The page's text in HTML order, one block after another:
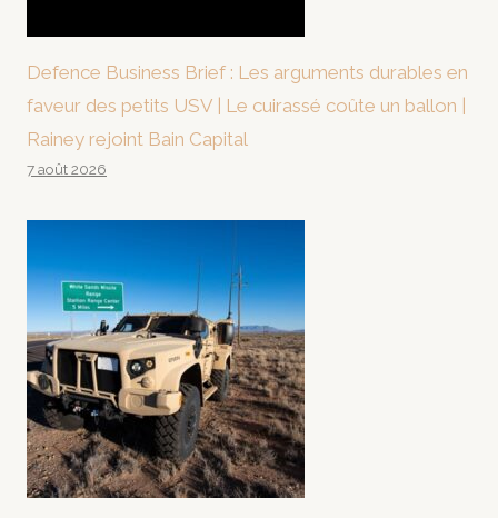
Defence Business Brief : Les arguments durables en
faveur des petits USV | Le cuirassé coûte un ballon |
Rainey rejoint Bain Capital
7 août 2026